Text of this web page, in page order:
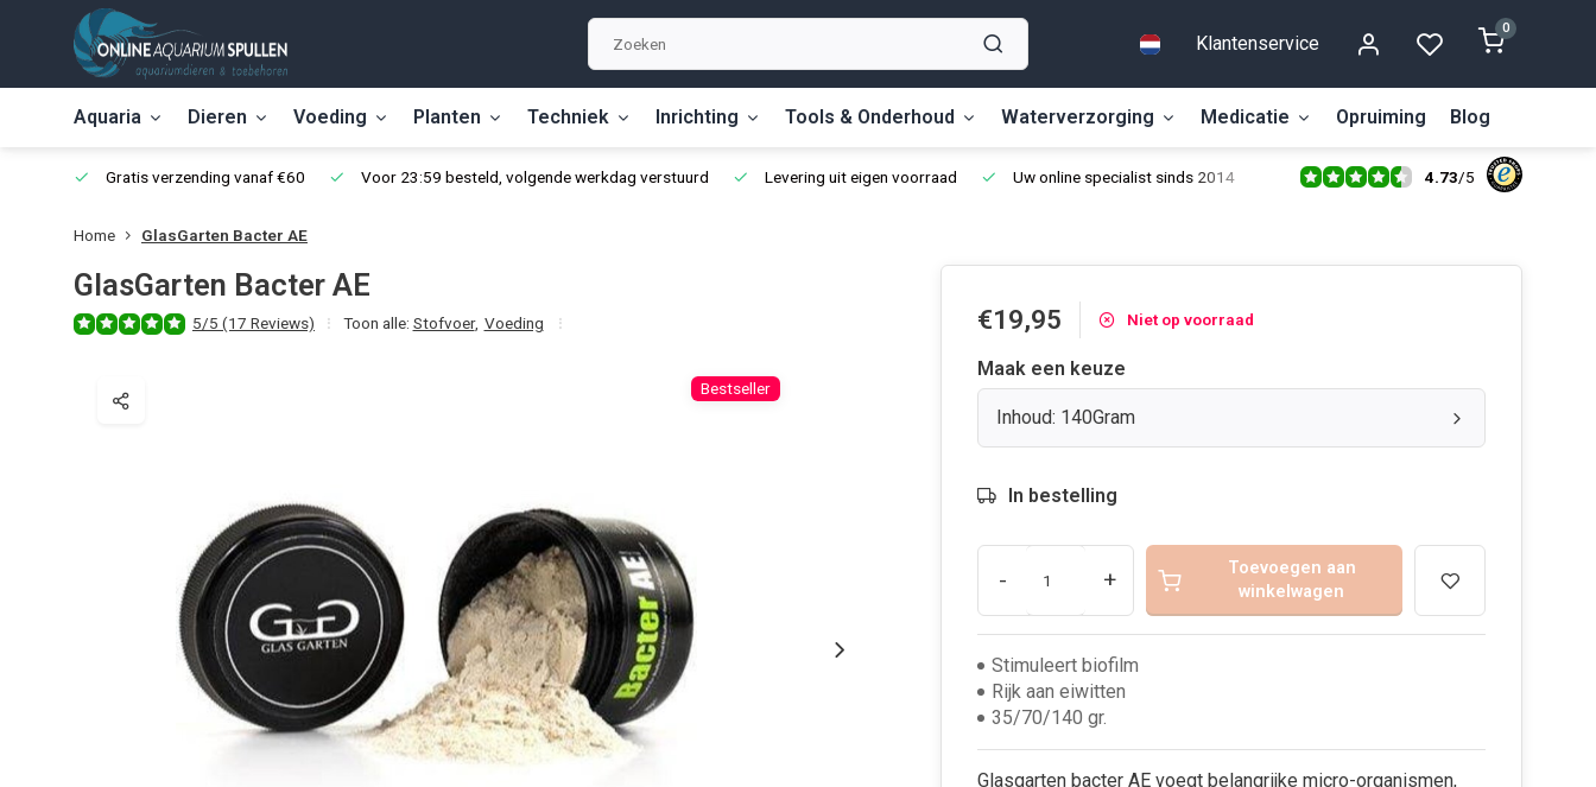
Klantenservice
0
Aquaria Dieren Voeding Planten Techniek Inrichting Tools & Onderhoud Waterverzorging Medicatie Opruiming Blog
Gratis verzending vanaf €60 Voor 23:59 besteld, volgende werkdag verstuurd Levering uit eigen voorraad Uw online specialist sinds 2014 4.73/5
Home GlasGarten Bacter AE
GlasGarten Bacter AE
5/5 (17 Reviews) Toon alle: Stofvoer, Voeding
Bestseller
€19,95 Niet op voorraad
Maak een keuze
Inhoud: 140Gram
In bestelling
- +
Toevoegen aan
winkelwagen
Stimuleert biofilm
Rijk aan eiwitten
35/70/140 gr.
Glasgarten bacter AE voegt belangrijke micro-organismen,